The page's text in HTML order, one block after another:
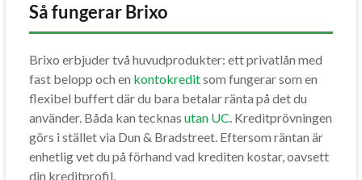
Så fungerar Brixo
Brixo erbjuder två huvudprodukter: ett privatlån med
fast belopp och en kontokreditsom fungerar som en
flexibel buffert där du bara betalar ränta på det du
använder. Båda kan tecknas utan UC. Kreditprövningen
görs i stället via Dun & Bradstreet. Eftersom räntan är
enhetlig vet du på förhand vad krediten kostar, oavsett
din kreditprofil.